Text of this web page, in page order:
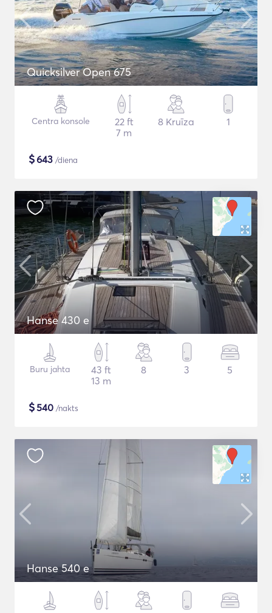
Quicksilver Open 675
Centra konsole
22 ft
7 m
8 Kruīza 1
$643 /diena
Hanse 430 e
Buru jahta
43 ft
13 m
8 3 5
$540 /nakts
Hanse 540 e